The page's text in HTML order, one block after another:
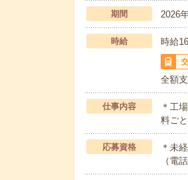
期間 2026
時給 時給
全額
仕事内容
＊工
料ご
応募資格
＊未
（電